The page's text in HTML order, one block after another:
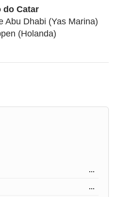
do Catar
Abu Dhabi (Yas Marina)
(Holanda)
...
...